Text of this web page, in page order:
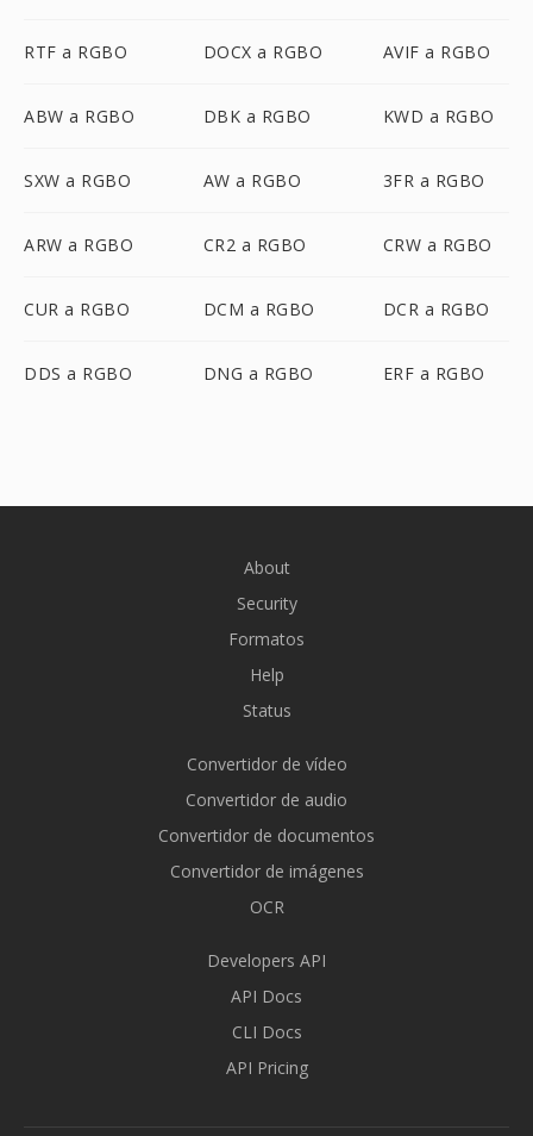
RTF a RGBO DOCX a RGBO AVIF a RGBO
ABW a RGBO DBK a RGBO KWD a RGBO
SXW a RGBO AW a RGBO 3FR a RGBO
ARW a RGBO CR2 a RGBO CRW a RGBO
CUR a RGBO DCM a RGBO DCR a RGBO
DDS a RGBO DNG a RGBO ERF a RGBO
About
Security
Formatos
Help
Status
Convertidor de vídeo
Convertidor de audio
Convertidor de documentos
Convertidor de imágenes
OCR
Developers API
API Docs
CLI Docs
API Pricing